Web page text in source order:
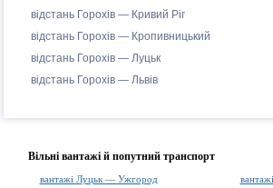
відстань Горохів — Кривий Ріг
відстань Горохів — Кропивницький
відстань Горохів — Луцьк
відстань Горохів — Львів
Вільні вантажі й попутний транспорт
вантажі Луцьк — Ужгород